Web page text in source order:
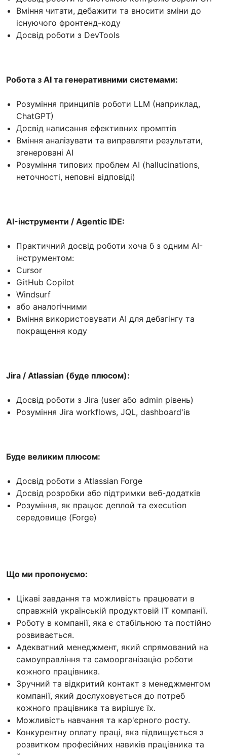
Вміння читати, дебажити та вносити зміни до
існуючого фронтенд-коду
Досвід роботи з DevTools
Робота з AI та генеративними системами:
Розуміння принципів роботи LLM (наприклад,
ChatGPT)
Досвід написання ефективних промптів
Вміння аналізувати та виправляти результати,
згенеровані AI
Розуміння типових проблем AI (hallucinations,
неточності, неповні відповіді)
AI-інструменти / Agentic IDE:
Практичний досвід роботи хоча б з одним AI-
інструментом:
Cursor
GitHub Copilot
Windsurf
або аналогічними
Вміння використовувати AI для дебагінгу та
покращення коду
Jira / Atlassian (буде плюсом):
Досвід роботи з Jira (user або admin рівень)
Розуміння Jira workflows, JQL, dashboard'ів
Буде великим плюсом:
Досвід роботи з Atlassian Forge
Досвід розробки або підтримки веб-додатків
Розуміння, як працює деплой та execution
середовище (Forge)
Що ми пропонуємо:
Цікаві завдання та можливість працювати в
справжній українській продуктовій ІТ компанії.
Роботу в компанії, яка є стабільною та постійно
розвивається.
Адекватний менеджмент, який спрямований на
самоуправління та самоорганізацію роботи
кожного працівника.
Зручний та відкритий контакт з менеджментом
компанії, який дослуховується до потреб
кожного працівника та вирішує їх.
Можливість навчання та кар'єрного росту.
Конкурентну оплату праці, яка підвищується з
розвитком професійних навиків працівника та